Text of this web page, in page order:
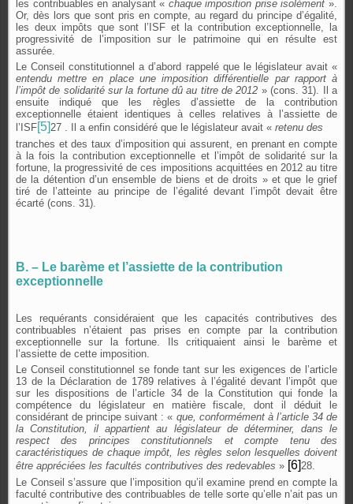
les contribuables en analysant « chaque imposition prise isolément».
Or, dès lors que sont pris en compte, au regard du principe d’égalité,
les deux impôts que sont l’ISF et la contribution exceptionnelle, la
progressivité de l’imposition sur le patrimoine qui en résulte est
assurée.
Le Conseil constitutionnel a d’abord rappelé que le législateur avait «
entendu mettre en place une imposition différentielle par rapport à
l’impôt de solidarité sur la fortune dû au titre de 2012 » (cons. 31). Il a
ensuite indiqué que les règles d’assiette de la contribution
exceptionnelle étaient identiques à celles relatives à l’assiette de
l’ISF[5]27 . Il a enfin considéré que le législateur avait « retenu des
tranches et des taux d’imposition qui assurent, en prenant en compte
à la fois la contribution exceptionnelle et l’impôt de solidarité sur la
fortune, la progressivité de ces impositions acquittées en 2012 au titre
de la détention d’un ensemble de biens et de droits » et que le grief
tiré de l’atteinte au principe de l’égalité devant l’impôt devait être
écarté (cons. 31).
B. – Le barème et l’assiette de la contribution
exceptionnelle
Les requérants considéraient que les capacités contributives des
contribuables n’étaient pas prises en compte par la contribution
exceptionnelle sur la fortune. Ils critiquaient ainsi le barème et
l’assiette de cette imposition.
Le Conseil constitutionnel se fonde tant sur les exigences de l’article
13 de la Déclaration de 1789 relatives à l’égalité devant l’impôt que
sur les dispositions de l’article 34 de la Constitution qui fonde la
compétence du législateur en matière fiscale, dont il déduit le
considérant de principe suivant : « que, conformément à l’article 34 de
la Constitution, il appartient au législateur de déterminer, dans le
respect des principes constitutionnels et compte tenu des
caractéristiques de chaque impôt, les règles selon lesquelles doivent
être appréciées les facultés contributives des redevables » [6]28.
Le Conseil s’assure que l’imposition qu’il examine prend en compte la
faculté contributive des contribuables de telle sorte qu’elle n’ait pas un